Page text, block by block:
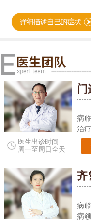
医生出诊时间
周一至周日全天
门
病
治
齐
病
病